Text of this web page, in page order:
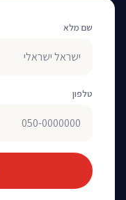
שם מלא
טלפון